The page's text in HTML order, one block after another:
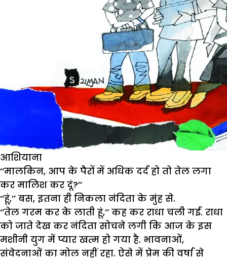
आशियाना
‘‘मालकिन, आप के पैरों में अधिक दर्द हो तो तेल लगा
कर मालिश कर दूं?’’
‘‘हूं,’’ बस, इतना ही निकला नंदिता के मुंह से.
‘‘तेल गरम कर के लाती हूं,’’ कह कर राधा चली गई. राधा
को जाते देख कर नंदिता सोचने लगी कि आज के इस
मशीनी युग में प्यार खत्म हो गया है. भावनाओं,
संवेदनाओं का मोल नहीं रहा. ऐसे में प्रेम की वर्षा से